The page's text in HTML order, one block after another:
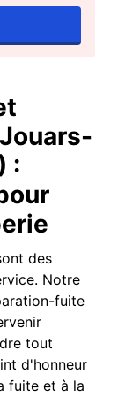
:
des
Notre
fuite
tout
d'honneur
fuite et à la